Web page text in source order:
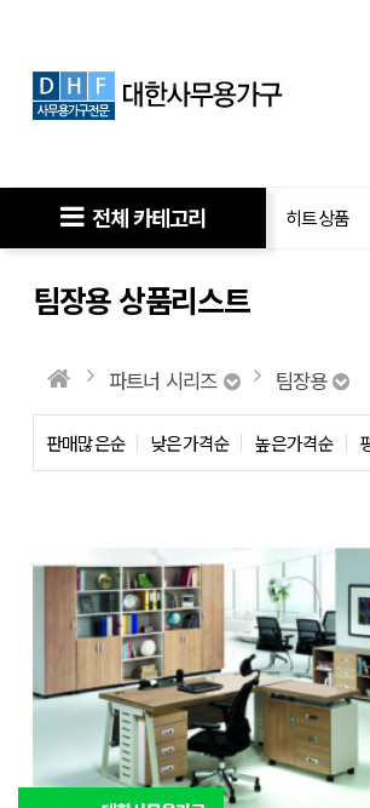
전체 카테고리 히트상품
팀장용 상품리스트
파트너 시리즈 팀장용
판매많은순 낮은가격순 높은가격순